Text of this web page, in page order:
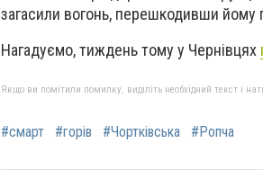
загасили вогонь, перешкодивши йому
Нагадуємо, тиждень тому у Чернівцях
Якщо ви помітили помилку, виділіть необхідний текст і
#смарт #горів #Чортківська #Ропча